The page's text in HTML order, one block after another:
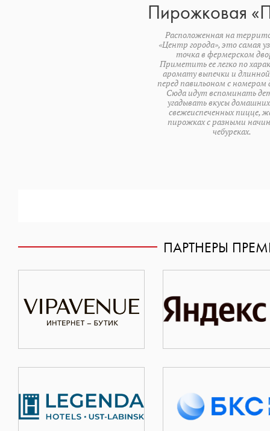
Пирожковая
Расположенная на
«Центр города», это самая
точка в фермерском
Приметить ее легко по
аромату выпечки и
перед павильоном с номером
Сюда идут вспоминать
угадывать вкусы
свежеиспеченных пицце,
пирожках с разными
чебуреках.
ПАРТНЕРЫ